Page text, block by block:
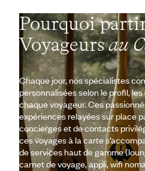
Pourquoi
Voyageursau
Chaque jour, nos spécialistes
personnalisées selon le profil,
chaque voyageur. Ces
expériences relayées sur place
concierges et de contacts
ces voyages à la carte
de services haut de gamme
carnet de voyage, appli, wifi